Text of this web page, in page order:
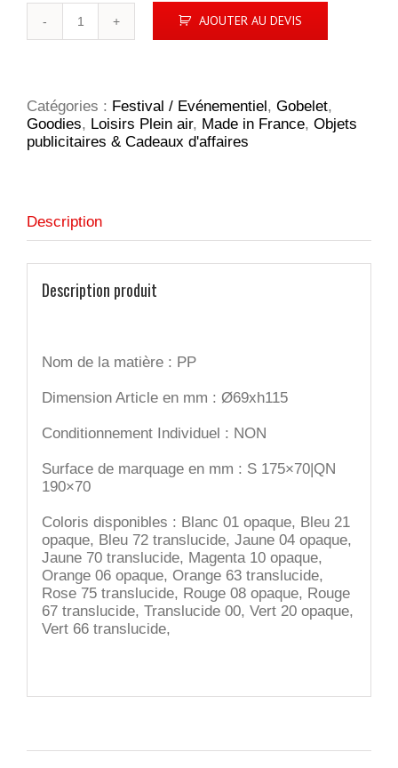
30
cl
AJOUTER AU DEVIS
Catégories : Festival / Evénementiel, Gobelet,
Goodies, Loisirs Plein air, Made in France, Objets
publicitaires & Cadeaux d'affaires
Description
Description produit
Nom de la matière : PP
Dimension Article en mm : Ø69xh115
Conditionnement Individuel : NON
Surface de marquage en mm : S 175×70|QN
190×70
Coloris disponibles : Blanc 01 opaque, Bleu 21
opaque, Bleu 72 translucide, Jaune 04 opaque,
Jaune 70 translucide, Magenta 10 opaque,
Orange 06 opaque, Orange 63 translucide,
Rose 75 translucide, Rouge 08 opaque, Rouge
67 translucide, Translucide 00, Vert 20 opaque,
Vert 66 translucide,